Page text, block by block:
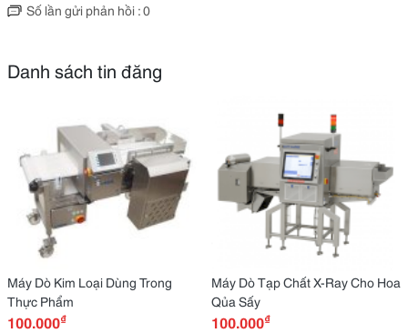
Số lần gửi phản hồi : 0
Danh sách tin đăng
Máy Dò Kim Loại Dùng Trong
Thực Phẩm
100.000₫
Máy Dò Tạp Chất X-Ray Cho Hoa
Qủa Sấy
100.000₫